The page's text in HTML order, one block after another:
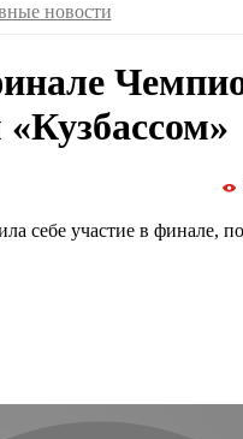
новости
себе участие в финале,